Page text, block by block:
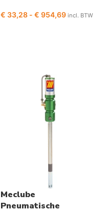
€ 33,28 - € 954,69 incl. BTW
Meclube
Pneumatische